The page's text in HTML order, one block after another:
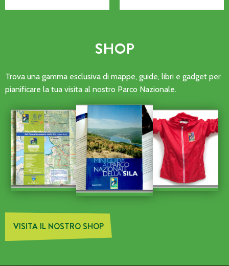
SHOP
Trova una gamma esclusiva di mappe, guide, libri e gadget per
pianificare la tua visita al nostro Parco Nazionale.
VISITA IL NOSTRO SHOP